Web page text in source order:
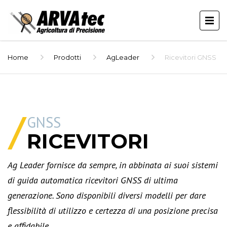
Home Prodotti AgLeader Ricevitori GNSS
GNSS
RICEVITORI
Ag Leader fornisce da sempre, in abbinata ai suoi sistemi
di guida automatica ricevitori GNSS di ultima
generazione. Sono disponibili diversi modelli per dare
flessibilità di utilizzo e certezza di una posizione precisa